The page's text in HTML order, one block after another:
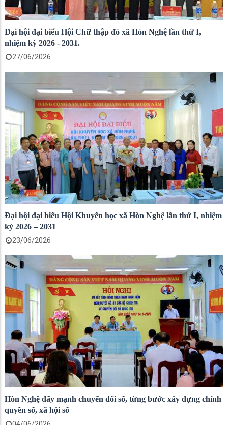
Đại hội đại biểu Hội Chữ thập đỏ xã Hòn Nghệ lần thứ I,
nhiệm kỳ 2026 - 2031.
27/06/2026
Đại hội đại biểu Hội Khuyến học xã Hòn Nghệ lần thứ I, nhiệm
kỳ 2026 – 2031
23/06/2026
Hòn Nghệ đẩy mạnh chuyển đổi số, từng bước xây dựng chính
quyền số, xã hội số